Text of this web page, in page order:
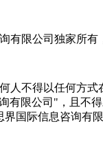
有限公司独家所
人不得以任何方
有限公司"，且不
国际信息咨询有